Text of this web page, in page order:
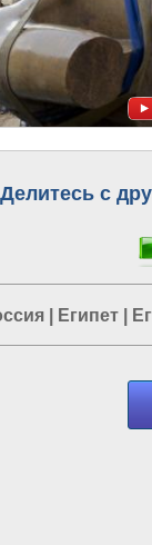
Делитесь с
Египет